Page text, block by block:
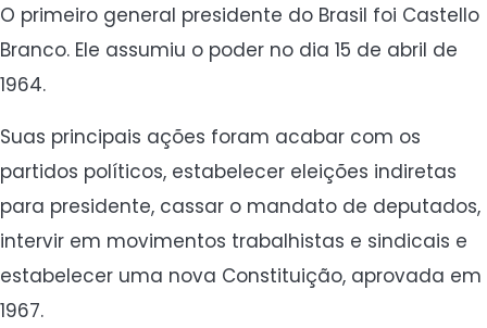
O primeiro general presidente do Brasil foi Castello
Branco. Ele assumiu o poder no dia 15 de abril de
1964.
Suas principais ações foram acabar com os
partidos políticos, estabelecer eleições indiretas
para presidente, cassar o mandato de deputados,
intervir em movimentos trabalhistas e sindicais e
estabelecer uma nova Constituição, aprovada em
1967.